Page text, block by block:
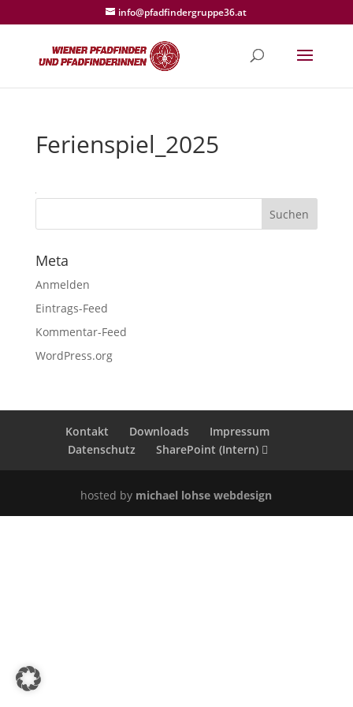
info@pfadfindergruppe36.at
Ferienspiel_2025
Meta
Anmelden
Eintrags-Feed
Kommentar-Feed
WordPress.org
Kontakt Downloads
Impressum
Datenschutz
SharePoint (Intern)
hosted by michael lohse webdesign